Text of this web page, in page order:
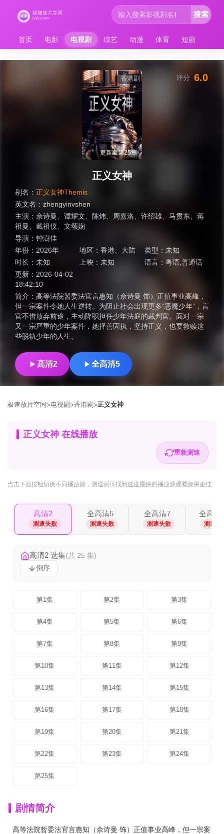
首页 电影 电视剧 综艺 动漫 体育 短剧
搜索
香港剧
更新至第25集
正义女神
别名： 正义女神Themis
英文名： zhengyinvshen
主演： 佘诗曼 谭耀文 陈炜 周嘉洛 许绍雄 马贯东
蒋
祖曼
戴祖仪
文颂娴
导演： 钟澍佳
年份： 2026年 地区：香港 大陆 类型： 未知
时长： 未知 上映：未知 语言： 粤语,普通话
更新： 2026-04-02
18:42:10
简介： 高等法院暂委法官言惠知（佘诗曼 饰）正值事业高峰，
但一宗案件令她人生逆转。为阻止社会出现更多“恶魔少年”，言
官不惜放弃前途，主动降职担任少年法庭的裁判官。面对一宗
又一宗严重的少年案件，她择善固执，坚持正义，也要救赎这
些脱轨少年的人生。
评分 6.0
高清2 全高清5
极速放片空间>电视剧 >香港剧 >正义女神
正义女神 在线播放
重新测速
点击下面按钮切换不同播放源 ，测速后可找到速度最快的播放源观看效果更佳
高清2
测速失败
全高清5
测速失败
全高清7
测速失败
全高清
测速失
高清2 选集(共 25 集)
倒序
第1集 第2集 第3集
第4集 第5集 第6集
第7集 第8集 第9集
第10集 第11集 第12集
第13集 第14集 第15集
第16集 第17集 第18集
第19集 第20集 第21集
第22集 第23集 第24集
第25集
剧情简介
高等法院暂委法官言惠知（佘诗曼 饰）正值事业高峰，但一宗案